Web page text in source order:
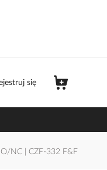
się
NC | CZF-332 F&F